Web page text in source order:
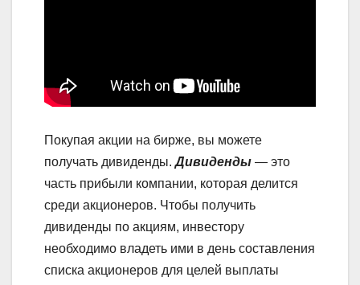
Покупая акции на бирже, вы можете
получать дивиденды. Дивиденды — это
часть прибыли компании, которая делится
среди акционеров. Чтобы получить
дивиденды по акциям, инвестору
необходимо владеть ими в день составления
списка акционеров для целей выплаты